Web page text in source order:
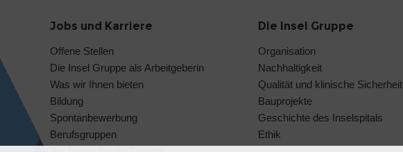
Jobs und Karriere
Offene Stellen
Die Insel Gruppe als Arbeitgeberin
Was wir Ihnen bieten
Bildung
Spontanbewerbung
Berufsgruppen
Die Insel Gruppe
Organisation
Nachhaltigkeit
Qualität und klinische Sicherheit
Bauprojekte
Geschichte des Inselspitals
Ethik